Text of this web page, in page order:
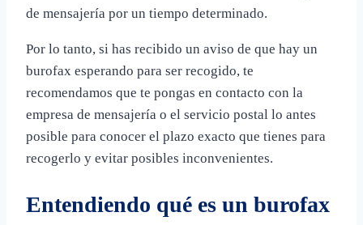
de mensajería por un tiempo determinado.
Por lo tanto, si has recibido un aviso de que hay un
burofax esperando para ser recogido, te
recomendamos que te pongas en contacto con la
empresa de mensajería o el servicio postal lo antes
posible para conocer el plazo exacto que tienes para
recogerlo y evitar posibles inconvenientes.
Entendiendo qué es un burofax